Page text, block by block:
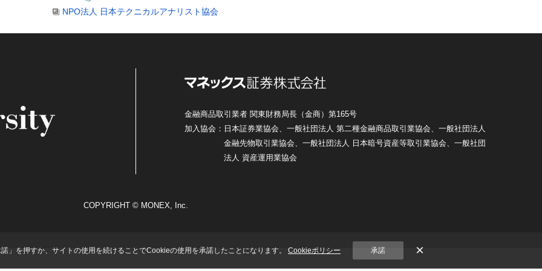
NPO法人 日本テクニカルアナリスト協会
金融商品取引業者 関東財務局長（金商）第165号
加入協会：日本証券業協会、一般社団法人 第二種金融商品取引業協会、一般社団法人
金融先物取引業協会、一般社団法人 日本暗号資産等取引業協会、一般社団
法人 資産運用業協会
COPYRIGHT © MONEX, Inc.
」を押すか、サイトの使用を続けることでCookieの使用を承諾したことになります。 Cookieポリシー 承諾 ×